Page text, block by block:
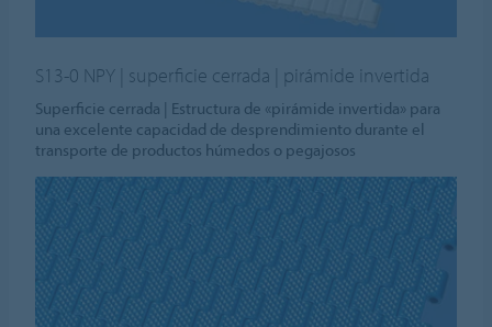
S13-0 NPY | superficie cerrada | pirámide invertida
Superficie cerrada | Estructura de «pirámide invertida» para
una excelente capacidad de desprendimiento durante el
transporte de productos húmedos o pegajosos